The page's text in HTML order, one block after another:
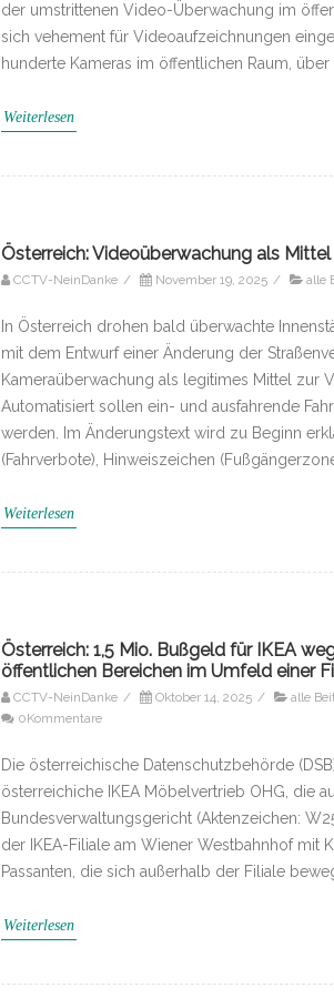
der umstrittenen Video-Überwachung im
sich vehement für Videoaufzeichnungen
hunderte Kameras im öffentlichen Raum, über
Weiterlesen
Österreich: Videoüberwachung als
CCTV-NeinDanke / November 19, 2025 / alle
In Österreich drohen bald überwachte
mit dem Entwurf einer Änderung der
Kameraüberwachung als legitimes Mittel zur
Automatisiert sollen ein- und ausfahrende
werden. Im Änderungstext wird zu Beginn
(Fahrverbote), Hinweiszeichen
Weiterlesen
Österreich: 1,5 Mio. Bußgeld für IKEA
öffentlichen Bereichen im Umfeld einer
CCTV-NeinDanke / Oktober 14, 2025 / alle
0Kommentare
Die österreichische Datenschutzbehörde
österreichiche IKEA Möbelvertrieb OHG, die
Bundesverwaltungsgericht (Aktenzeichen:
der IKEA-Filiale am Wiener Westbahnhof mit
Passanten, die sich außerhalb der Filiale
Weiterlesen